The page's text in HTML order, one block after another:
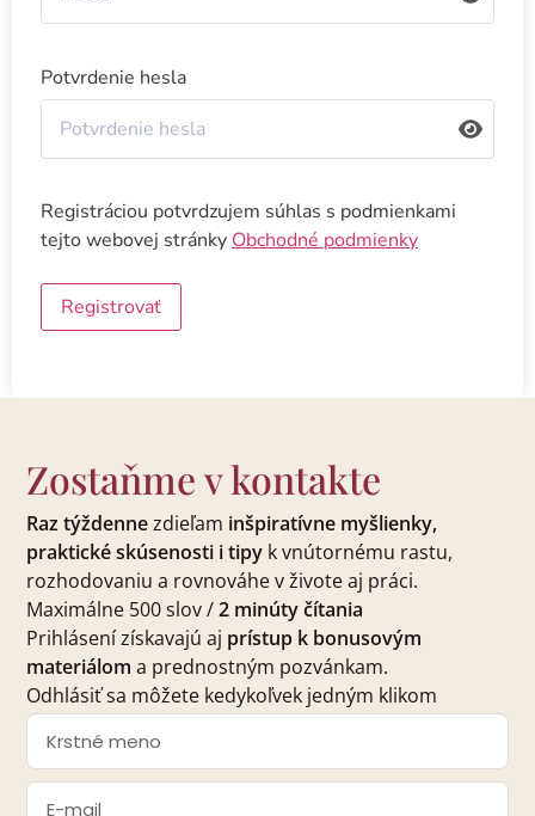
Potvrdenie hesla
Alternative:
Registráciou potvrdzujem súhlas s podmienkami
tejto webovej stránky Obchodné podmienky
Registrovať
Zostaňme v kontakte
Raz týždennezdieľam inšpiratívne myšlienky,
praktické skúsenosti i tipy k vnútornému rastu,
rozhodovaniu a rovnováhe v živote aj práci.
Maximálne 500 slov /2 minúty čítania
Prihlásení získavajú aj prístup k bonusovým
materiálom a prednostným pozvánkam.
Odhlásiť sa môžete kedykoľvek jedným klikom